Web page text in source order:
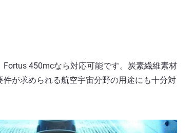
450mcなら対応可能です。炭素繊維素材
が求められる航空宇宙分野の用途にも十分対